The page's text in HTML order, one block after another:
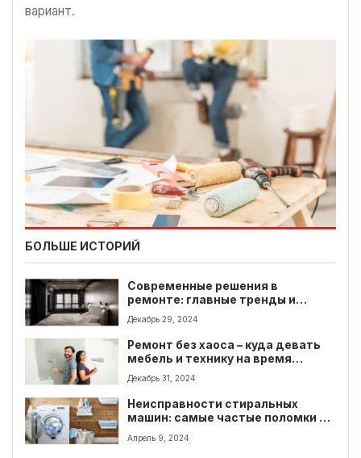
вариант.
БОЛЬШЕ ИСТОРИЙ
Современные решения в
ремонте: главные тренды и
оригинальные идеи
Декабрь 29, 2024
Ремонт без хаоса – куда девать
мебель и технику на время
работ?
Декабрь 31, 2024
Неисправности стиральных
машин: самые частые поломки и
способы их разрешения
Апрель 9, 2024